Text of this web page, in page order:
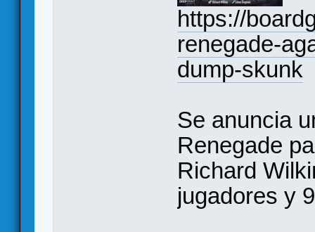
https://
renegade-
dump-skunk
Se anuncia
Renegade
Richard
jugadores y